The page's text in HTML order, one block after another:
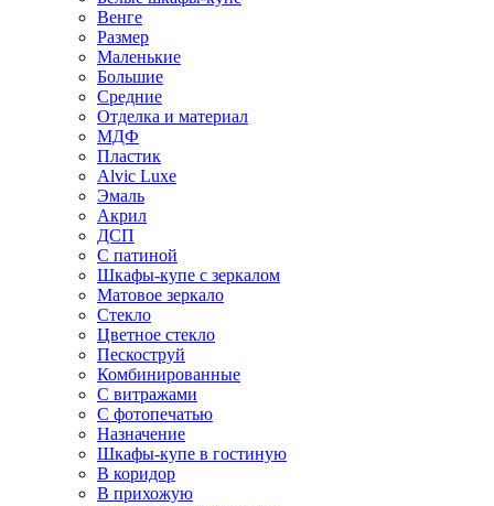
Венге
Размер
Маленькие
Большие
Средние
Отделка и материал
МДФ
Пластик
Alvic Luxe
Эмаль
Акрил
ДСП
С патиной
Шкафы-купе с зеркалом
Матовое зеркало
Стекло
Цветное стекло
Пескоструй
Комбинированные
С витражами
С фотопечатью
Назначение
Шкафы-купе в гостиную
В коридор
В прихожую